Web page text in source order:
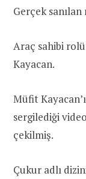
Gerçek
Araç sahibi
Kayacan.
Müfit
sergilediği
çekilmiş.
Çukur adlı